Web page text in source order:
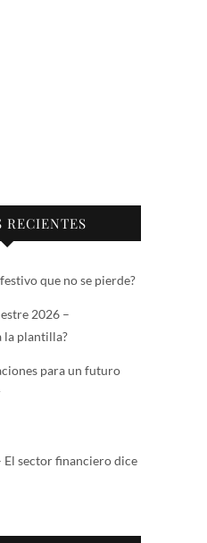
RECIENTES
que no se pierde?
2026 –
la plantilla?
para un futuro
El sector financiero dice